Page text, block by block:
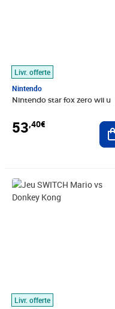
Livr. offerte
Nintendo
Nintendo star fox zero wii u
53,40€
Livr. offerte
Prix 54,81€